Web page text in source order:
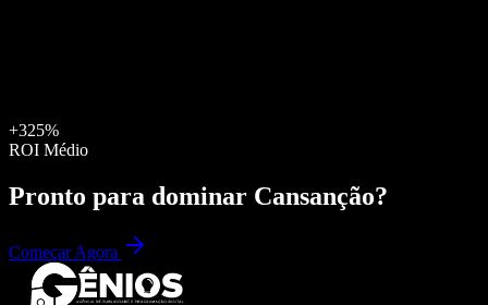
+325%
ROI Médio
Pronto para dominar Cansanção?
Começar Agora